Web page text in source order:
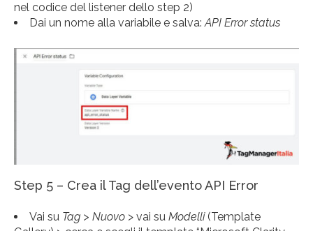
nel codice del listener dello step 2)
Dai un nome alla variabile e salva:API Error status
Step 5 – Crea il Tag dell’evento API Error
Vai su Tag > Nuovo > vai su Modelli(Template